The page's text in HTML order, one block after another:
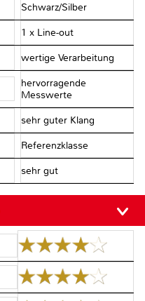
Schwarz/Silber
1 x Line-out
wertige Verarbeitung
hervorragende
Messwerte
sehr guter Klang
Referenzklasse
sehr gut